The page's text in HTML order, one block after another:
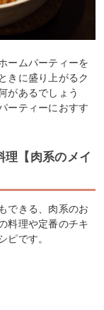
ームパーティーを
きに盛り上がるク
があるでしょう
ーティーにおすす
理【肉系のメイ
できる、肉系のお
料理や定番のチキ
ピです。